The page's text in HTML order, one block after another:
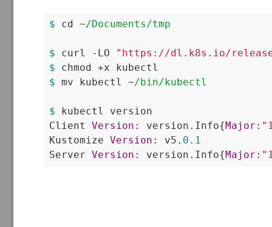
$ cd ~/Documents/tmp
$ curl -LO
"https://dl.k8s.io/
$
$ mv kubectl ~/bin/kubectl
$ kubectl version
Client Version: version.Info{Major:
Kustomize Version: v5. 0.1
Server Version: version.Info{Major: